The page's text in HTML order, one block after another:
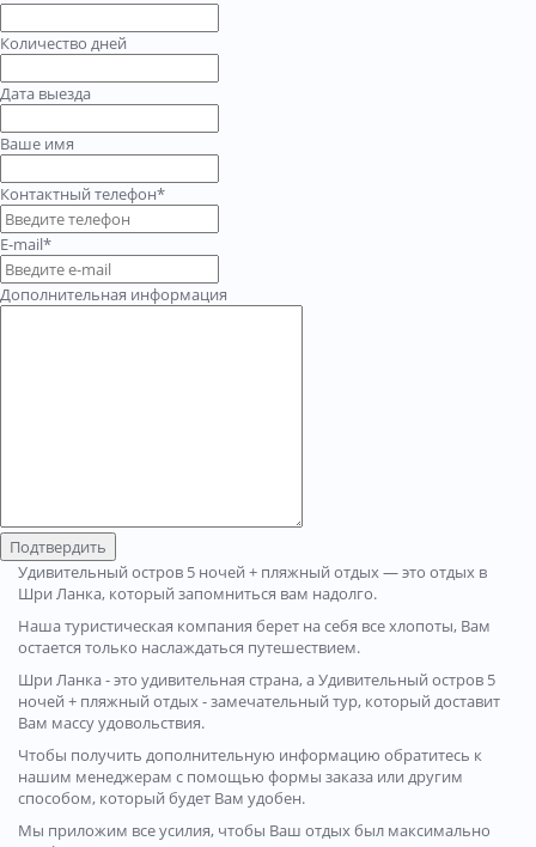
Количество дней
Дата выезда
Ваше имя
Контактный телефон*
E-mail*
Дополнительная информация
Подтвердить
Удивительный остров 5 ночей + пляжный отдых — это отдых в
Шри Ланка, который запомниться вам надолго.
Наша туристическая компания берет на себя все хлопоты, Вам
остается только наслаждаться путешествием.
Шри Ланка - это удивительная страна, а Удивительный остров 5
ночей + пляжный отдых - замечательный тур, который доставит
Вам массу удовольствия.
Чтобы получить дополнительную информацию обратитесь к
нашим менеджерам с помощью формы заказа или другим
способом, который будет Вам удобен.
Мы приложим все усилия, чтобы Ваш отдых был максимально